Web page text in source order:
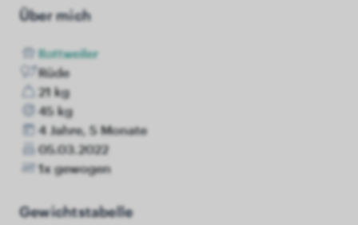
Über mich
Rottweiler
Rüde
21 kg
45 kg
4 Jahre, 5 Monate
05.03.2022
1x gewogen
Gewichtstabelle